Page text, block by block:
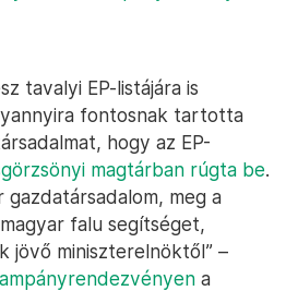
tavalyi EP-listájára is
fontosnak tartotta
hogy az EP-
magtárban rúgta be.
gazdatársadalom, meg a
falu segítséget,
jövő miniszterelnöktől” –
a